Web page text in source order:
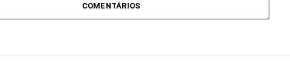
em congresso sobre
COMENTÁRIOS